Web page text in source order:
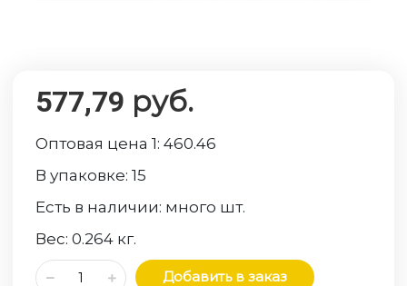
577,79 руб.
Оптовая цена 1:460.46
В упаковке:15
Есть в наличии: много шт.
Вес:0.264 кг.
Добавить в заказ